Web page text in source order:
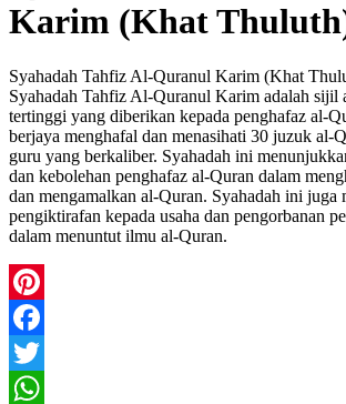
Karim (Khat
Syahadah Tahfiz Al-Quranul Karim (Khat
Syahadah Tahfiz Al-Quranul Karim adalah sijil
tertinggi yang diberikan kepada penghafaz al-
berjaya menghafal dan menasihati 30 juzuk al-
guru yang berkaliber. Syahadah ini
dan kebolehan penghafaz al-Quran dalam
dan mengamalkan al-Quran. Syahadah ini juga
pengiktirafan kepada usaha dan pengorbanan
dalam menuntut ilmu al-Quran.
Pinterest
Facebook
Twitter